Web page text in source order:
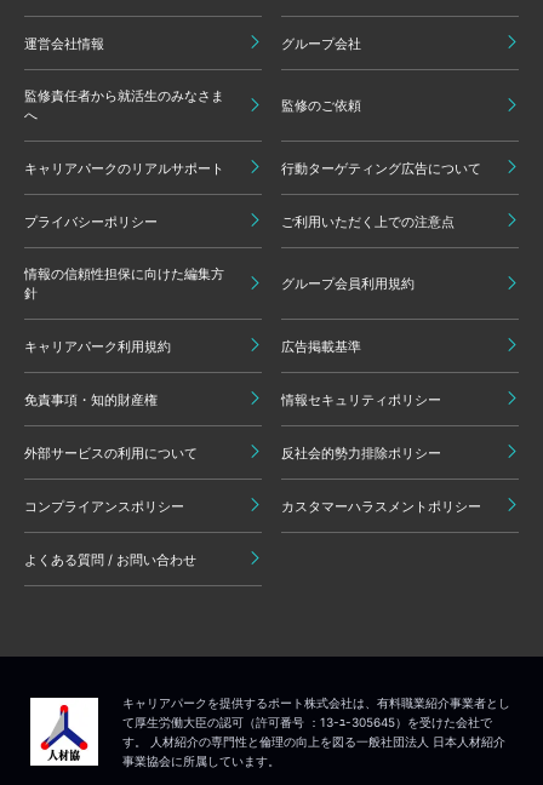
運営会社情報 グループ会社
監修責任者から就活生のみなさま
へ
監修のご依頼
キャリアパークのリアルサポート 行動ターゲティング広告について
プライバシーポリシー ご利用いただく上での注意点
情報の信頼性担保に向けた編集方
針
グループ会員利用規約
キャリアパーク利用規約 広告掲載基準
免責事項・知的財産権 情報セキュリティポリシー
外部サービスの利用について 反社会的勢力排除ポリシー
コンプライアンスポリシー カスタマーハラスメントポリシー
よくある質問 / お問い合わせ